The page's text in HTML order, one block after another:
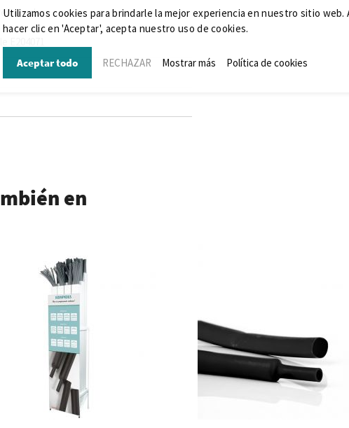
E204071
en
Utilizamos cookies para brindarle la mejor experiencia en nuestro sitio web.
hacer clic en 'Aceptar', acepta nuestro uso de cookies.
Aceptar todo RECHAZAR Mostrar más Política de cookies